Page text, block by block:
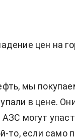
цен на
мы
в цене.
могут
то, если само